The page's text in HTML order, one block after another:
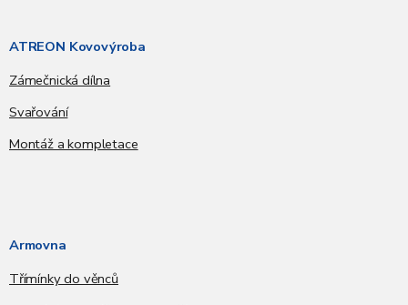
ATREON Kovovýroba
Zámečnická dílna
Svařování
Montáž a kompletace
Armovna
Třímínky do věnců